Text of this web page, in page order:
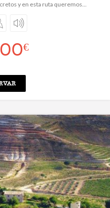
y en esta ruta queremos...
€